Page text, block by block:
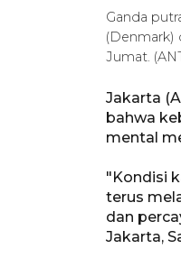
Ganda
(Denmark)
Jumat.
Jakarta
bahwa
mental
"Kondisi
terus
dan
Jakarta,